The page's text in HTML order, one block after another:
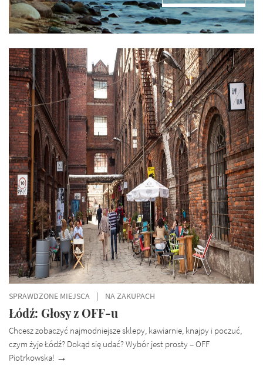
SPRAWDZONE MIEJSCA NA ZAKUPACH
Łódź: Głosy z OFF-u
Chcesz zobaczyć najmodniejsze sklepy, kawiarnie, knajpy i poczuć,
czym żyje Łódź? Dokąd się udać? Wybór jest prosty – OFF
Piotrkowska!